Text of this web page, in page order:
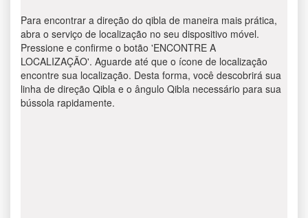
Para encontrar a direção do qibla de maneira mais prática,
abra o serviço de localização no seu dispositivo móvel.
Pressione e confirme o botão 'ENCONTRE A
LOCALIZAÇÃO'. Aguarde até que o ícone de localização
encontre sua localização. Desta forma, você descobrirá sua
linha de direção Qibla e o ângulo Qibla necessário para sua
bússola rapidamente.